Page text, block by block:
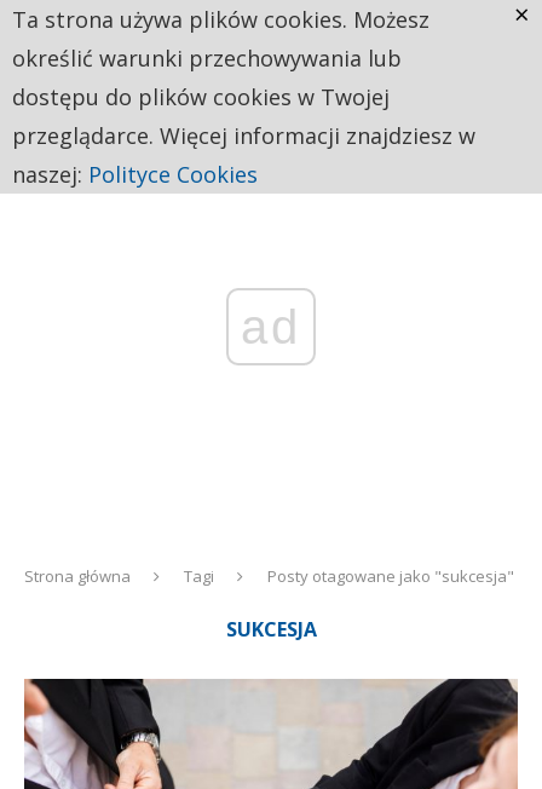
ad
Strona główna Tagi Posty otagowane jako "sukcesja"
SUKCESJA
Ta strona używa plików cookies. Możesz
określić warunki przechowywania lub
dostępu do plików cookies w Twojej
przeglądarce. Więcej informacji znajdziesz w
naszej: Polityce Cookies
×